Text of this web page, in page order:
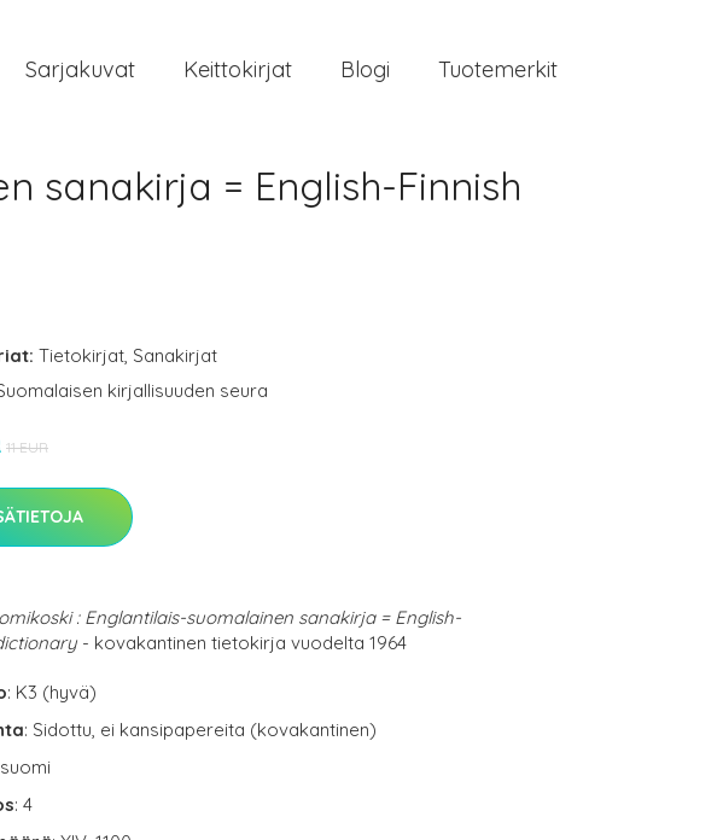
Sarjakuvat Keittokirjat Blogi Tuotemerkit
sanakirja = English-Finnish
Tietokirjat, Sanakirjat
kirjallisuuden seura
11 EUR
: Englantilais-suomalainen sanakirja = English-
- kovakantinen tietokirja vuodelta 1964
: K3 (hyvä)
: Sidottu, ei kansipapereita (kovakantinen)
: 4